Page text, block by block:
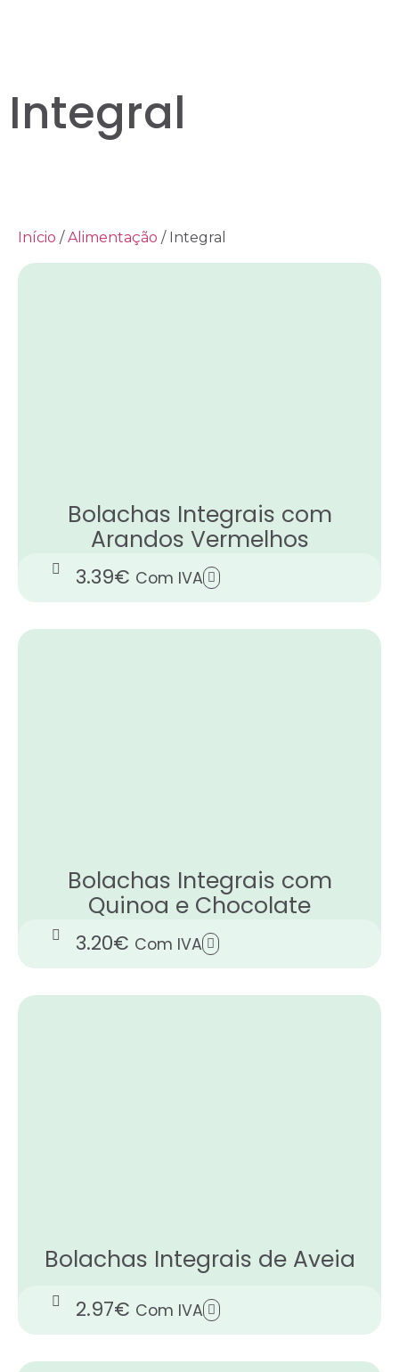
Integral
Início /Alimentação / Integral
Bolachas Integrais com
Arandos Vermelhos
3.39€ Com IVA
Bolachas Integrais com
Quinoa e Chocolate
3.20€ Com IVA
Bolachas Integrais de Aveia
2.97€ Com IVA